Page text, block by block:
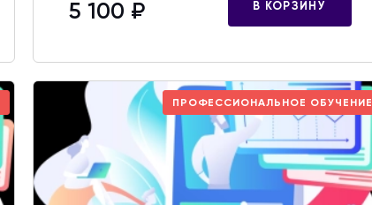
5 100 ₽ В КОРЗИНУ
ПРОФЕССИОНАЛЬНОЕ ОБУЧЕНИЕ